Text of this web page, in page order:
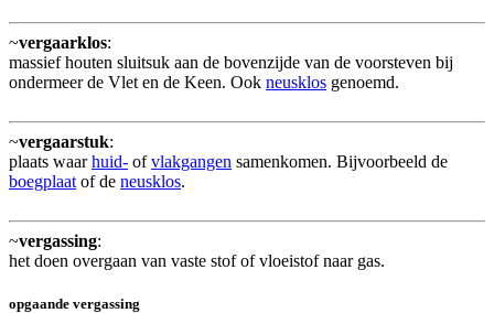
~vergaarklos:
massief houten sluitsuk aan de bovenzijde van de voorsteven bij
ondermeer de Vlet en de Keen. Ook neusklos genoemd.
~vergaarstuk:
plaats waarhuid- ofvlakgangen samenkomen. Bijvoorbeeld de
boegplaat of de neusklos.
~vergassing:
het doen overgaan van vaste stof of vloeistof naar gas.
opgaande vergassing